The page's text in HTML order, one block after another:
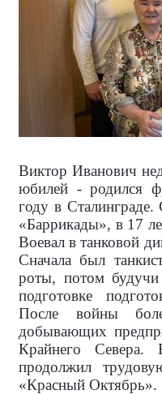
Виктор Иванович
юбилей - родился
году в Сталинграде.
«Баррикады», в 17
Воевал в танковой
Сначала был
роты, потом
подготовке
После войны
добывающих
Крайнего Севера.
продолжил
«Красный Октябрь».